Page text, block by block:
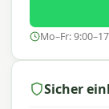
Mo–Fr:
Sicher